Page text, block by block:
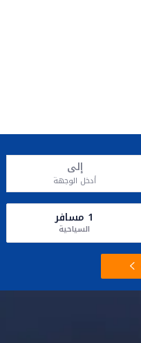
إلى
أدخل الوجهة
1 مسافر
السياحية